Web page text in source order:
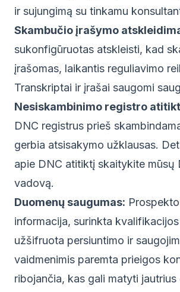
ir sujungimą su tinkamu
Skambučio įrašymo
sukonfigūruotas atskleisti, kad
įrašomas, laikantis reguliavimo
Transkriptai ir įrašai saugomi
Nesiskambinimo registro
DNC registrus prieš
gerbia atsisakymo užklausas.
apie DNC atitiktį skaitykite mūsų
vadovą.
Duomenų saugumas:
informacija, surinkta
užšifruota persiuntimo ir
vaidmenimis paremta prieigos
ribojančia, kas gali matyti jautrius